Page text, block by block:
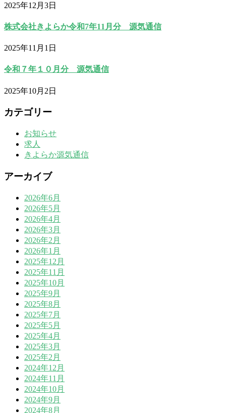
2025年12月3日
株式会社きよらか令和7年11月分 源気通信
2025年11月1日
令和７年１０月分 源気通信
2025年10月2日
カテゴリー
お知らせ
求人
きよらか源気通信
アーカイブ
2026年6月
2026年5月
2026年4月
2026年3月
2026年2月
2026年1月
2025年12月
2025年11月
2025年10月
2025年9月
2025年8月
2025年7月
2025年5月
2025年4月
2025年3月
2025年2月
2024年12月
2024年11月
2024年10月
2024年9月
2024年8月